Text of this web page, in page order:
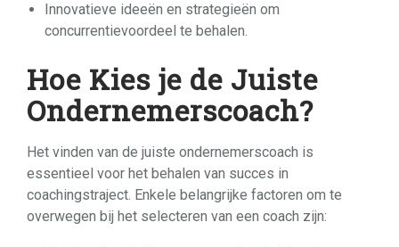
Innovatieve ideeën en strategieën om
concurrentievoordeel te behalen.
Hoe Kies je de Juiste
Ondernemerscoach?
Het vinden van de juiste ondernemerscoach is
essentieel voor het behalen van succes in
coachingstraject. Enkele belangrijke factoren om te
overwegen bij het selecteren van een coach zijn: